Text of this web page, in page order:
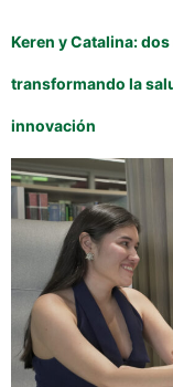
Keren y Catalina:
transformando la
innovación